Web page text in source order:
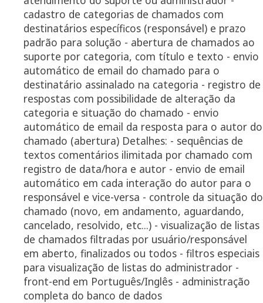
cadastro de categorias de chamados com
destinatários específicos (responsável) e prazo
padrão para solução - abertura de chamados ao
suporte por categoria, com título e texto - envio
automático de email do chamado para o
destinatário assinalado na categoria - registro de
respostas com possibilidade de alteração da
categoria e situação do chamado - envio
automático de email da resposta para o autor do
chamado (abertura) Detalhes: - sequências de
textos comentários ilimitada por chamado com
registro de data/hora e autor - envio de email
automático em cada interação do autor para o
responsável e vice-versa - controle da situação do
chamado (novo, em andamento, aguardando,
cancelado, resolvido, etc...) - visualização de listas
de chamados filtradas por usuário/responsável
em aberto, finalizados ou todos - filtros especiais
para visualização de listas do administrador -
front-end em Português/Inglês - administração
completa do banco de dados